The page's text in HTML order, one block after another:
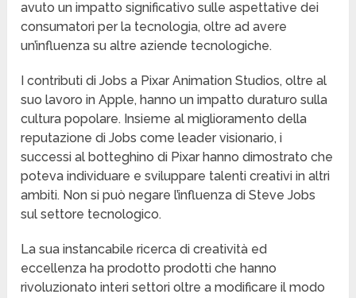
avuto un impatto significativo sulle aspettative dei
consumatori per la tecnologia, oltre ad avere
un’influenza su altre aziende tecnologiche.
I contributi di Jobs a Pixar Animation Studios, oltre al
suo lavoro in Apple, hanno un impatto duraturo sulla
cultura popolare. Insieme al miglioramento della
reputazione di Jobs come leader visionario, i
successi al botteghino di Pixar hanno dimostrato che
poteva individuare e sviluppare talenti creativi in altri
ambiti. Non si può negare l’influenza di Steve Jobs
sul settore tecnologico.
La sua instancabile ricerca di creatività ed
eccellenza ha prodotto prodotti che hanno
rivoluzionato interi settori oltre a modificare il modo